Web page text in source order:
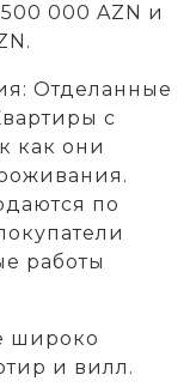
000 AZN и
Отделанные
с
как они
по
работы
широко
и вилл.